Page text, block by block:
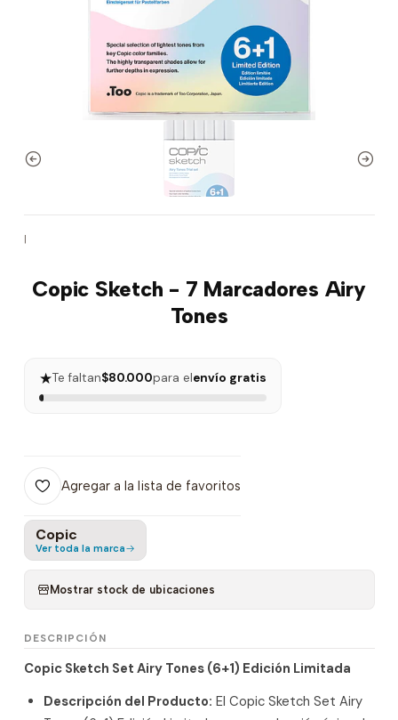
|
Copic Sketch - 7 Marcadores Airy
Tones
★Te faltan$80.000para elenvío gratis
Agregar a la lista de favoritos
Copic
Ver toda la marca
Mostrar stock de ubicaciones
DESCRIPCIÓN
Copic Sketch Set Airy Tones (6+1) Edición Limitada
Descripción del Producto: El Copic Sketch Set Airy